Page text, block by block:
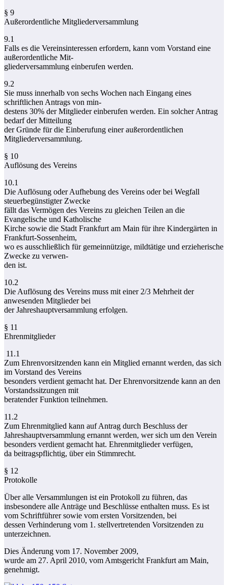
§ 9
Außerordentliche Mitgliederversammlung
9.1
Falls es die Vereinsinteressen erfordern, kann vom Vorstand eine
außerordentliche Mit-
gliederversammlung einberufen werden.
9.2
Sie muss innerhalb von sechs Wochen nach Eingang eines
schriftlichen Antrags von min-
destens 30% der Mitglieder einberufen werden. Ein solcher Antrag
bedarf der Mitteilung
der Gründe für die Einberufung einer außerordentlichen
Mitgliederversammlung.
§ 10
Auflösung des Vereins
10.1
Die Auflösung oder Aufhebung des Vereins oder bei Wegfall
steuerbegünstigter Zwecke
fällt das Vermögen des Vereins zu gleichen Teilen an die
Evangelische und Katholische
Kirche sowie die Stadt Frankfurt am Main für ihre Kindergärten in
Frankfurt-Sossenheim,
wo es ausschließlich für gemeinnützige, mildtätige und erzieherische
Zwecke zu verwen-
den ist.
10.2
Die Auflösung des Vereins muss mit einer 2/3 Mehrheit der
anwesenden Mitglieder bei
der Jahreshauptversammlung erfolgen.
§ 11
Ehrenmitglieder
11.1
Zum Ehrenvorsitzenden kann ein Mitglied ernannt werden, das sich
im Vorstand des Vereins
besonders verdient gemacht hat. Der Ehrenvorsitzende kann an den
Vorstandssitzungen mit
beratender Funktion teilnehmen.
11.2
Zum Ehrenmitglied kann auf Antrag durch Beschluss der
Jahreshauptversammlung ernannt werden, wer sich um den Verein
besonders verdient gemacht hat. Ehrenmitglieder verfügen,
da beitragspflichtig, über ein Stimmrecht.
§ 12
Protokolle
Über alle Versammlungen ist ein Protokoll zu führen, das
insbesondere alle Anträge und Beschlüsse enthalten muss. Es ist
vom Schriftführer sowie vom ersten Vorsitzenden, bei
dessen Verhinderung vom 1. stellvertretenden Vorsitzenden zu
unterzeichnen.
Dies Änderung vom 17. November 2009,
wurde am 27. April 2010, vom Amtsgericht Frankfurt am Main,
genehmigt.